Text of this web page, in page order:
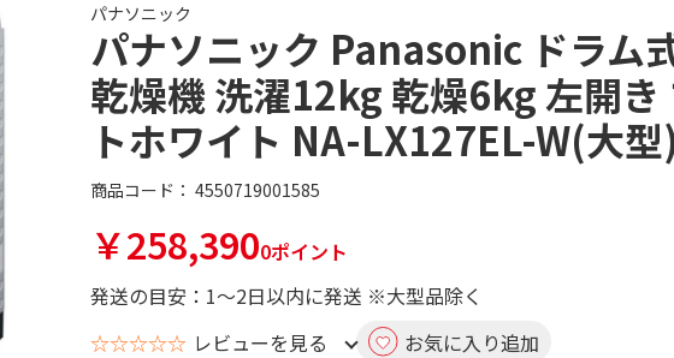
パナソニック
パナソニック Panasonic ドラム
乾燥機 洗濯12kg 乾燥6kg 左開き
トホワイト NA-LX127EL-W(大
商品コード： 4550719001585
￥258,3900ポイント
発送の目安：1～2日以内に発送 ※大型品除く
☆☆☆☆☆ レビューを見る お気に入り追加